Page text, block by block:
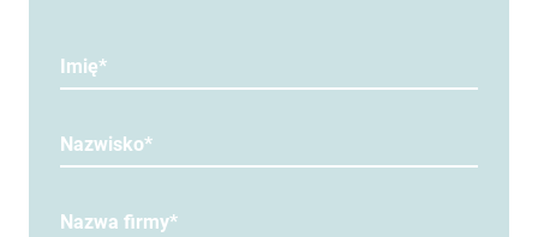
Imię*
Nazwisko*
Nazwa firmy*